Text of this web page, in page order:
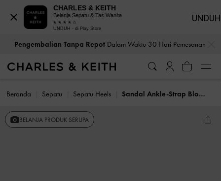
Pengembalian Tanpa RepotDalam Waktu 30 Hari Pemesanan
Beranda Sepatu Sepatu Heels Sandal Ankle-Strap Block Heel
BELANJA PRODUK SERUPA
CHARLES & KEITH
Belanja Sepatu & Tas Wanita
UNDUH - di Play Store
UNDUH